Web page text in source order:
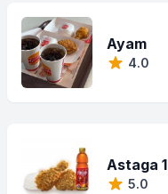
Ayam
4.0
Astaga 1
5.0